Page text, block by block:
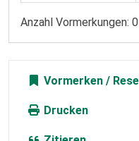
Anzahl Vormerkungen: 0
Vormerken
Drucken